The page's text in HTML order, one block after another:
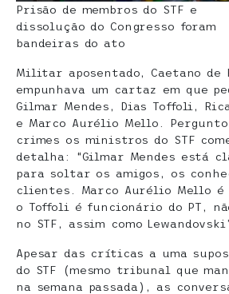
Prisão de membros do STF e
dissolução do Congresso foram
bandeiras do ato
Militar aposentado, Caetano de
empunhava um cartaz em que
Gilmar Mendes, Dias Toffoli,
e Marco Aurélio Mello.
crimes os ministros do STF
detalha: “Gilmar Mendes está
para soltar os amigos, os
clientes. Marco Aurélio Mello é
o Toffoli é funcionário do PT,
no STF, assim como
Apesar das críticas a uma
do STF (mesmo tribunal que
na semana passada), as